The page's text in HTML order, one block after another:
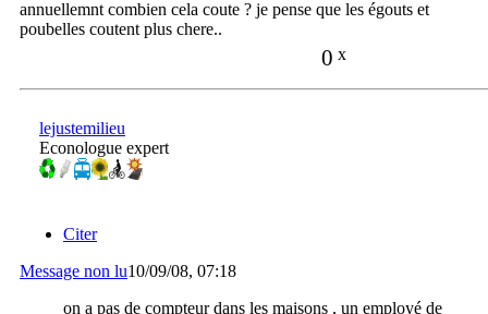
annuellemnt combien cela coute ? je pense que les égouts et
poubelles coutent plus chere..
0 x
lejustemilieu
Econologue expert
Citer
Message non lu10/09/08, 07:18
on a pas de compteur dans les maisons , un employé de